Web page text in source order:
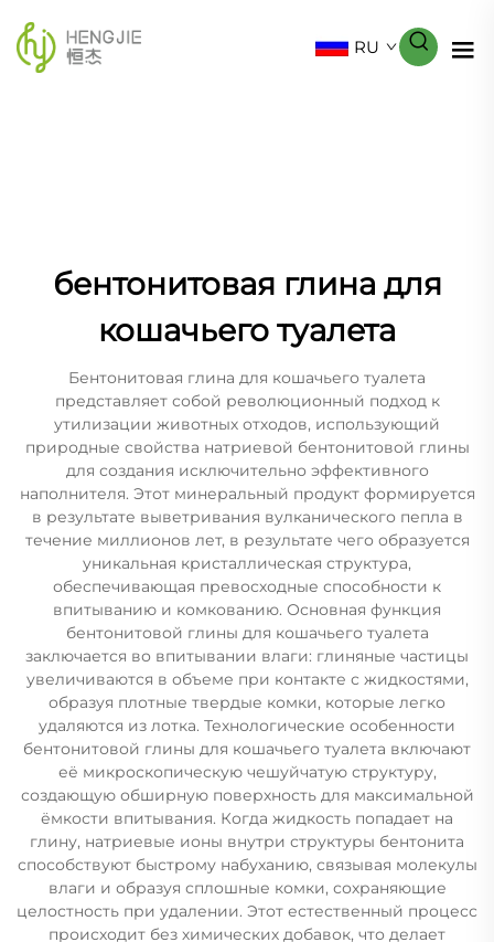
RU
бентонитовая глина для
кошачьего туалета
Бентонитовая глина для кошачьего туалета
представляет собой революционный подход к
утилизации животных отходов, использующий
природные свойства натриевой бентонитовой глины
для создания исключительно эффективного
наполнителя. Этот минеральный продукт формируется
в результате выветривания вулканического пепла в
течение миллионов лет, в результате чего образуется
уникальная кристаллическая структура,
обеспечивающая превосходные способности к
впитыванию и комкованию. Основная функция
бентонитовой глины для кошачьего туалета
заключается во впитывании влаги: глиняные частицы
увеличиваются в объеме при контакте с жидкостями,
образуя плотные твердые комки, которые легко
удаляются из лотка. Технологические особенности
бентонитовой глины для кошачьего туалета включают
её микроскопическую чешуйчатую структуру,
создающую обширную поверхность для максимальной
ёмкости впитывания. Когда жидкость попадает на
глину, натриевые ионы внутри структуры бентонита
способствуют быстрому набуханию, связывая молекулы
влаги и образуя сплошные комки, сохраняющие
целостность при удалении. Этот естественный процесс
происходит без химических добавок, что делает